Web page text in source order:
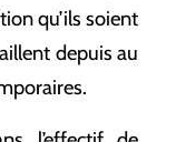
qu’ils soient
depuis au